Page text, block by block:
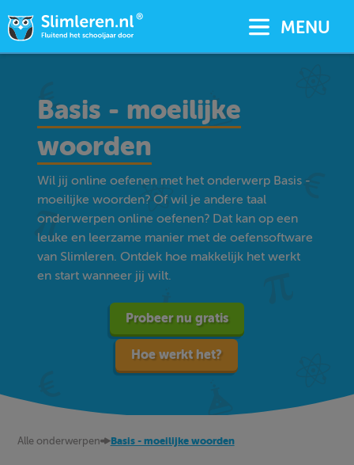
MENU
Basis - moeilijke
woorden
Wil jij online oefenen met het onderwerp Basis -
moeilijke woorden? Of wil je andere taal
onderwerpen online oefenen? Dat kan op een
leuke en leerzame manier met de oefensoftware
van Slimleren. Ontdek hoe makkelijk het werkt
en start wanneer jij wilt.
Probeer nu gratis
Hoe werkt het?
Alle onderwerpen Basis - moeilijke woorden